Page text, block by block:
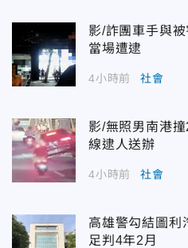
影/詐團車手與
當場遭逮
4小時前 社會
影/無照男南港
線逮人送辦
4小時前 社會
高雄警勾結圖
足判4年2月